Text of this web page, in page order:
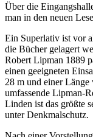
Über die
man in den neuen
Ein Superlativ ist vor
die Bücher gelagert
Robert Lipman 1889
einen geeigneten
28 m und einer Länge
umfassende Lipman-
Linden ist das größte
unter Denkmalschutz.